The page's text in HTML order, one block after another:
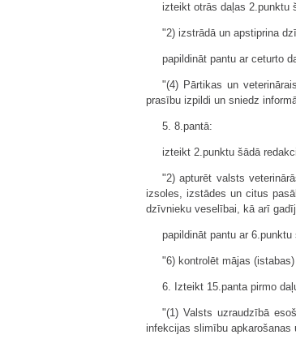
izteikt otrās daļas 2.punktu
"2) izstrādā un apstiprina
papildināt pantu ar ceturto
"(4) Pārtikas un
prasību izpildi un sniedz
5. 8.pantā:
izteikt 2.punktu šādā
"2) apturēt valsts
izsoles, izstādes un citus
dzīvnieku veselībai, kā arī
papildināt pantu ar 6.punktu
"6) kontrolēt mājas
6. Izteikt 15.panta pirmo
"(1) Valsts uzraudzībā
infekcijas slimību apkarošanas